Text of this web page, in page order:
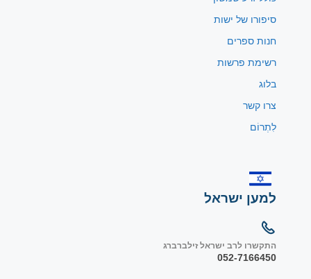
סיפורו של ישות
חנות ספרים
רשימת פרשות
בלוג
צרו קשר
לִתְרוֹם
למען ישראל
התקשרו לרב ישראל זילברברג
052-7166450